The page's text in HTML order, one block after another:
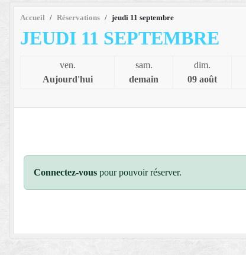
Accueil Réservations jeudi 11 septembre
JEUDI 11 SEPTEMBRE
ven.
Aujourd'hui
sam.
demain
dim.
09 août
Connectez-vous pour pouvoir réserver.